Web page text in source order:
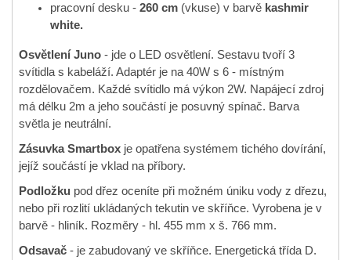
pracovní desku - 260 cm (vkuse) v barvě kashmir
white.
Osvětlení Juno - jde o LED osvětlení. Sestavu tvoří 3
svítidla s kabeláží. Adaptér je na 40W s 6 - místným
rozdělovačem. Každé svítidlo má výkon 2W. Napájecí zdroj
má délku 2m a jeho součástí je posuvný spínač. Barva
světla je neutrální.
Zásuvka Smartbox je opatřena systémem tichého dovírání,
jejíž součástí je vklad na příbory.
Podložku pod dřez oceníte při možném úniku vody z dřezu,
nebo při rozlití ukládaných tekutin ve skříňce. Vyrobena je v
barvě - hliník. Rozměry - hl. 455 mm x š. 766 mm.
Odsavač - je zabudovaný ve skříňce. Energetická třída D.